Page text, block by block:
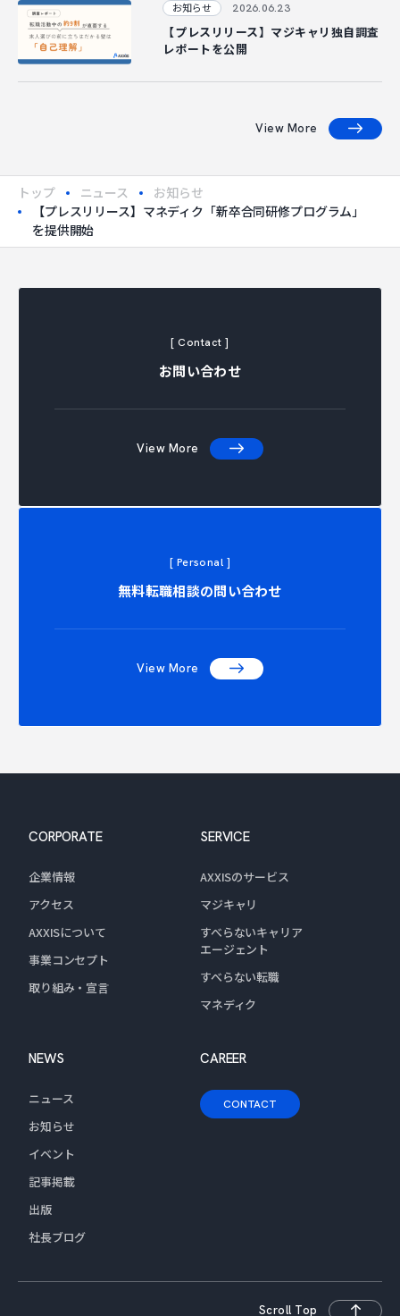
お知らせ 2026.06.23
【プレスリリース】マジキャリ独自調査
レポートを公開
View More
トップ ニュース
お知らせ
【プレスリリース】マネディク「新卒合同研修プログラム」
を提供開始
[ Contact ]
お問い合わせ
View More
[ Personal ]
無料転職相談の問い合わせ
View More
CORPORATE
企業情報
アクセス
AXXISについて
事業コンセプト
取り組み・宣言
SERVICE
AXXISのサービス
マジキャリ
すべらないキャリア
エージェント
すべらない転職
マネディク
NEWS
ニュース
お知らせ
イベント
記事掲載
出版
社長ブログ
CAREER
CONTACT
Scroll Top